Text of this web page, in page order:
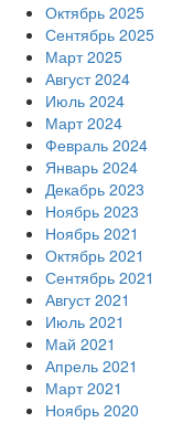
Октябрь 2025
Сентябрь 2025
Март 2025
Август 2024
Июль 2024
Март 2024
Февраль 2024
Январь 2024
Декабрь 2023
Ноябрь 2023
Ноябрь 2021
Октябрь 2021
Сентябрь 2021
Август 2021
Июль 2021
Май 2021
Апрель 2021
Март 2021
Ноябрь 2020